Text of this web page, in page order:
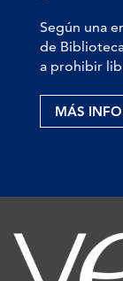
Según una
de
a prohibir
MÁS